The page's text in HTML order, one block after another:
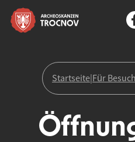
Startseite Für